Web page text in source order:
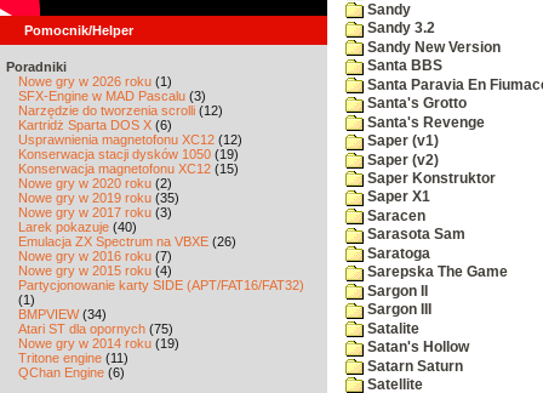
Pomocnik/Helper
Poradniki
Nowe gry w 2026 roku (1)
SFX-Engine w MAD Pascalu (3)
Narzędzie do tworzenia scrolli (12)
Kartridż Sparta DOS X (6)
Usprawnienia magnetofonu XC12 (12)
Konserwacja stacji dysków 1050 (19)
Konserwacja magnetofonu XC12 (15)
Nowe gry w 2020 roku (2)
Nowe gry w 2019 roku (35)
Nowe gry w 2017 roku (3)
Larek pokazuje (40)
Emulacja ZX Spectrum na VBXE (26)
Nowe gry w 2016 roku (7)
Nowe gry w 2015 roku (4)
Partycjonowanie karty SIDE (APT/FAT16/FAT32)
(1)
BMPVIEW(34)
Atari ST dla opornych (75)
Nowe gry w 2014 roku (19)
Tritone engine (11)
QChan Engine (6)
Sandy
Sandy 3.2
Sandy New Version
Santa BBS
Santa Paravia En
Santa's Grotto
Santa's Revenge
Saper (v1)
Saper (v2)
Saper Konstruktor
Saper X1
Saracen
Sarasota Sam
Saratoga
Sarepska The Game
Sargon II
Sargon III
Satalite
Satan's Hollow
Satarn Saturn
Satellite